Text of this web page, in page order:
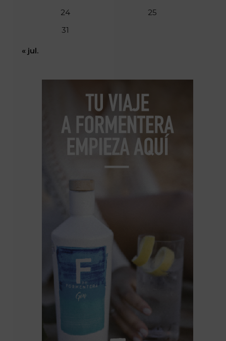
24
25
31
« jul.